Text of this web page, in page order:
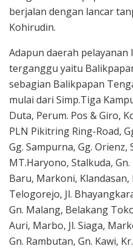
berjalan dengan lancar
Kohirudin.
Adapun daerah pelayanan
terganggu yaitu
sebagian Balikpapan
mulai dari Simp.Tiga
Duta, Perum. Pos & Giro,
PLN Pikitring Ring-Road,
Gg. Sampurna, Gg. Orienz,
MT.Haryono, Stalkuda,
Baru, Markoni, Klandasan,
Telogorejo, Jl.
Gn. Malang, Belakang
Auri, Marbo, Jl. Siaga,
Gn. Rambutan, Gn. Kawi,